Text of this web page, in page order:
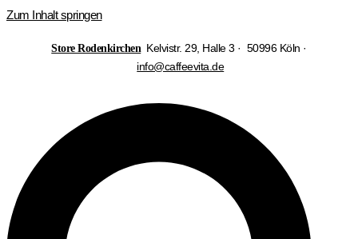
Zum Inhalt springen
Store Rodenkirchen Kelvistr. 29, Halle 3 · 50996 Köln ·
info@caffeevita.de